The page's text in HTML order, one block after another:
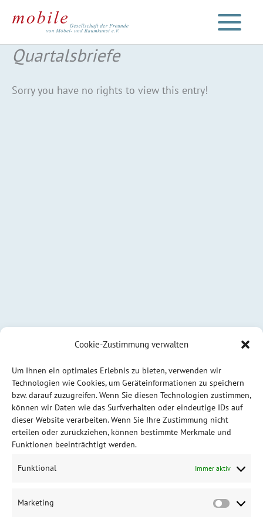
Cookie-Zustimmung verwalten
Um Ihnen ein optimales Erlebnis zu bieten, verwenden wir
Technologien wie Cookies, um Geräteinformationen zu speichern
bzw. darauf zuzugreifen. Wenn Sie diesen Technologien zustimmen,
können wir Daten wie das Surfverhalten oder eindeutige IDs auf
dieser Website verarbeiten. Wenn Sie Ihre Zustimmung nicht
erteilen oder zurückziehen, können bestimmte Merkmale und
Funktionen beeinträchtigt werden.
Funktional Immer aktiv
Marketing
Inhalt
springen
Quartalsbriefe
Sorry you have no rights to view this entry!